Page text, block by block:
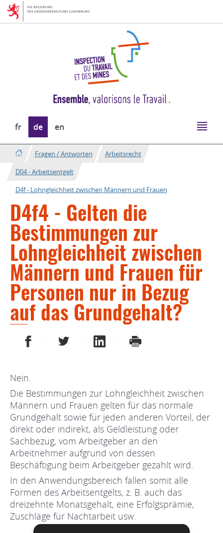
Zur
Navigation
Zum
Inhalt
Sprache
wechseln
fr de en
Fragen / Antworten
Arbeitsrecht
D04 - Arbeitsentgelt
D4f - Lohngleichheit zwischen Männern und Frauen
D4f4 - Gelten die
Bestimmungen zur
Lohngleichheit zwischen
Männern und Frauen für
Personen nur in Bezug
auf das Grundgehalt?
AUF FACEBOOK TEILENAUF TWITTER TEILENAUF LINKEDIN TEILEN
DRUCKEN
Nein.
Die Bestimmungen zur Lohngleichheit zwischen
Männern und Frauen gelten für das normale
Grundgehalt sowie für jeden anderen Vorteil, der
direkt oder indirekt, als Geldleistung oder
Sachbezug, vom Arbeitgeber an den
Arbeitnehmer aufgrund von dessen
Beschäftigung beim Arbeitgeber gezahlt wird.
In den Anwendungsbereich fallen somit alle
Formen des Arbeitsentgelts, z. B. auch das
dreizehnte Monatsgehalt, eine Erfolgsprämie,
Zuschläge für Nachtarbeit usw.